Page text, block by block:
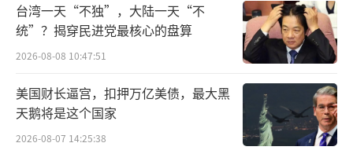
台湾一天“不独”，大陆一天“不
统”？揭穿民进党最核心的盘算
2026-08-08 10:47:51
美国财长逼宫，扣押万亿美债，最大黑
天鹅将是这个国家
2026-08-07 14:25:38